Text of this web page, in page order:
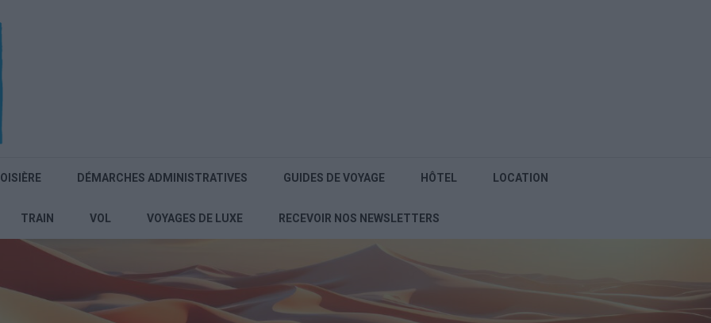
DÉMARCHES ADMINISTRATIVES GUIDES DE VOYAGE HÔTEL LOCATION
TRAIN VOL VOYAGES DE LUXE RECEVOIR NOS NEWSLETTERS